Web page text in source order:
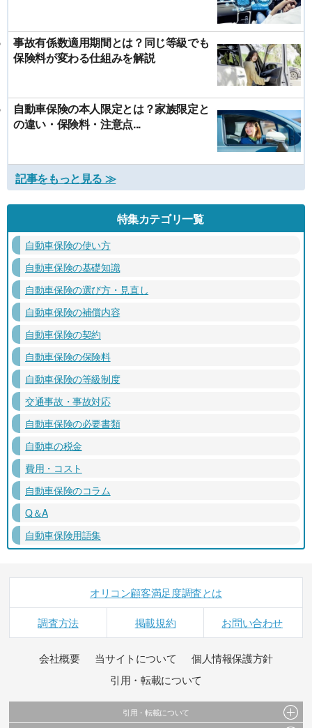
事故有係数適用期間とは？同じ等級でも
保険料が変わる仕組みを解説
自動車保険の本人限定とは？家族限定と
の違い・保険料・注意点...
記事をもっと見る ≫
特集カテゴリ一覧
自動車保険の使い方
自動車保険の基礎知識
自動車保険の選び方・見直し
自動車保険の補償内容
自動車保険の契約
自動車保険の保険料
自動車保険の等級制度
交通事故・事故対応
自動車保険の必要書類
自動車の税金
費用・コスト
自動車保険のコラム
Q＆A
自動車保険用語集
オリコン顧客満足度調査とは
調査方法 掲載規約 お問い合わせ
会社概要 当サイトについて
個人情報保護方針
引用・転載について
引用・転載について